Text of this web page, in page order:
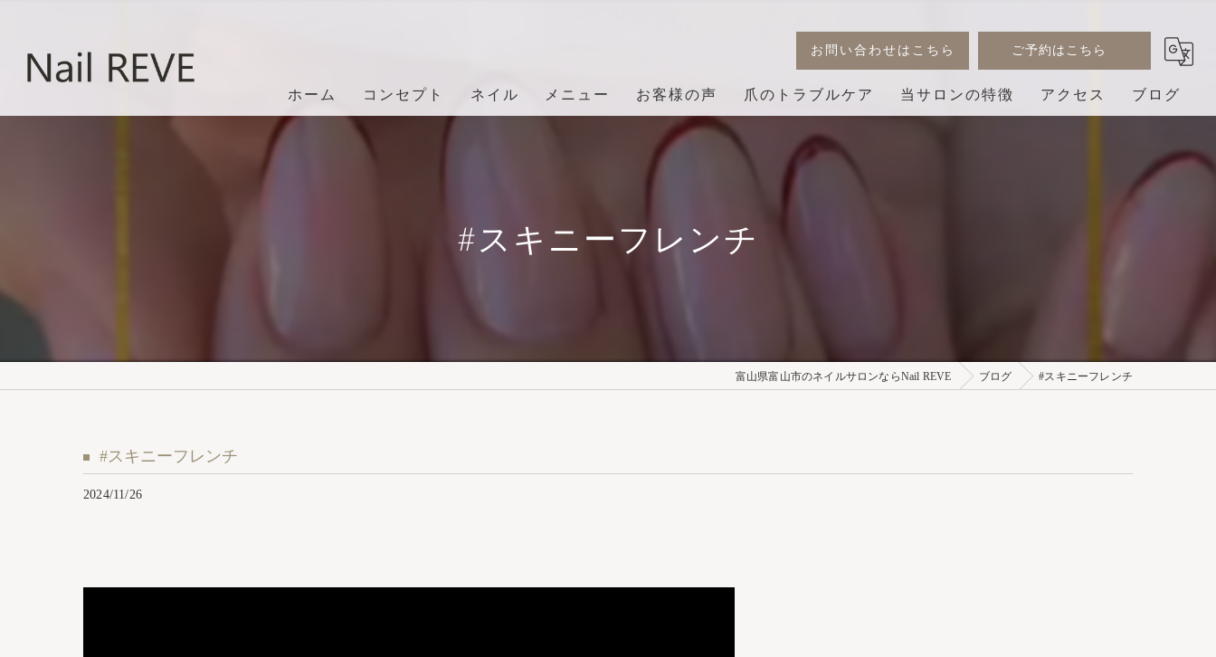
お問い合わせはこちら ご予約はこちら
ホーム コンセプト ネイル メニュー お客様の声 爪のトラブルケア 当サロンの特徴 アクセス ブログ
コラム
#スキニーフレンチ
富山県富山市のネイルサロンならNail REVE ブログ #スキニーフレンチ
#スキニーフレンチ
2024/11/26